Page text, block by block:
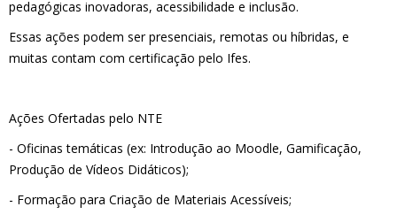
pedagógicas inovadoras, acessibilidade e inclusão.
Essas ações podem ser presenciais, remotas ou híbridas, e
muitas contam com certificação pelo Ifes.
Ações Ofertadas pelo NTE
- Oficinas temáticas (ex: Introdução ao Moodle, Gamificação,
Produção de Vídeos Didáticos);
- Formação para Criação de Materiais Acessíveis;